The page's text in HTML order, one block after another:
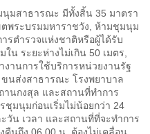
มสาธารณะ มีทั้งสิ้น 35 มาตรา
พระบรมมหาราชวัง, ห้ามชุมนุม
รตำรวจแห่งชาติหรือผู้ได้รับ
น ระยะห่างไม่เกิน 50 เมตร,
งานการใช้บริการหน่วยงานรัฐ
นส่งสาธารณะ โรงพยาบาล
นกงสุล และสถานที่ทำการ
ชุมนุมก่อนเริ่มไม่น้อยกว่า 24
วัน เวลา และสถานที่ที่จะทำการ